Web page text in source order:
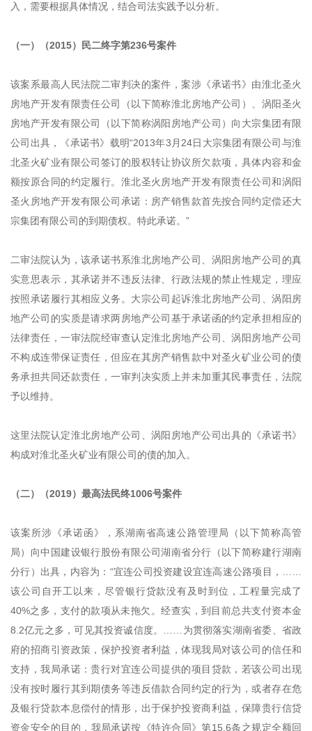
入，需要根据具体情况，结合司法实践予以分析。
（一）（2015）民二终字第236号案件
该案系最高人民法院二审判决的案件，案涉《承诺书》由淮北圣火
房地产开发有限责任公司（以下简称淮北房地产公司）、涡阳圣火
房地产开发有限公司（以下简称涡阳房地产公司）向大宗集团有限
公司出具，《承诺书》载明“2013年3月24日大宗集团有限公司与淮
北圣火矿业有限公司签订的股权转让协议所欠款项，具体内容和金
额按原合同的约定履行。淮北圣火房地产开发有限责任公司和涡阳
圣火房地产开发有限公司承诺：房产销售款首先按合同约定偿还大
宗集团有限公司的到期债权。特此承诺。”
二审法院认为，该承诺书系淮北房地产公司、涡阳房地产公司的真
实意思表示，其承诺并不违反法律、行政法规的禁止性规定，理应
按照承诺履行其相应义务。大宗公司起诉淮北房地产公司、涡阳房
地产公司的实质是请求两房地产公司基于承诺函的约定承担相应的
法律责任，一审法院经审查认定淮北房地产公司、涡阳房地产公司
不构成连带保证责任，但应在其房产销售款中对圣火矿业公司的债
务承担共同还款责任，一审判决实质上并未加重其民事责任，法院
予以维持。
这里法院认定淮北房地产公司、涡阳房地产公司出具的《承诺书》
构成对淮北圣火矿业有限公司的债的加入。
（二）（2019）最高法民终1006号案件
该案所涉《承诺函》，系湖南省高速公路管理局（以下简称高管
局）向中国建设银行股份有限公司湖南省分行（以下简称建行湖南
分行）出具，内容为：“宜连公司投资建设宜连高速公路项目，……
该公司自开工以来，尽管银行贷款没有及时到位，工程量完成了
40%之多，支付的款项从未拖欠。经查实，到目前总共支付资本金
8.2亿元之多，可见其投资诚信度。……为贯彻落实湖南省委、省政
府的招商引资政策，保护投资者利益，体现我局对该公司的信任和
支持，我局承诺：贵行对宜连公司提供的项目贷款，若该公司出现
没有按时履行其到期债务等违反借款合同约定的行为，或者存在危
及银行贷款本息偿付的情形，出于保护投资商利益，保障贵行信贷
资金安全的目的，我局承诺按《特许合同》第15.6条之规定全额回